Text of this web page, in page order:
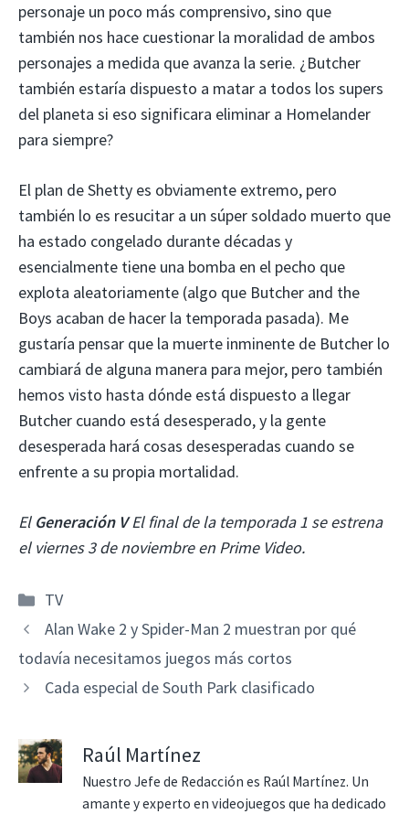
personaje un poco más comprensivo, sino que
también nos hace cuestionar la moralidad de ambos
personajes a medida que avanza la serie. ¿Butcher
también estaría dispuesto a matar a todos los supers
del planeta si eso significara eliminar a Homelander
para siempre?
El plan de Shetty es obviamente extremo, pero
también lo es resucitar a un súper soldado muerto que
ha estado congelado durante décadas y
esencialmente tiene una bomba en el pecho que
explota aleatoriamente (algo que Butcher and the
Boys acaban de hacer la temporada pasada). Me
gustaría pensar que la muerte inminente de Butcher lo
cambiará de alguna manera para mejor, pero también
hemos visto hasta dónde está dispuesto a llegar
Butcher cuando está desesperado, y la gente
desesperada hará cosas desesperadas cuando se
enfrente a su propia mortalidad.
El Generación VEl final de la temporada 1 se estrena
el viernes 3 de noviembre en Prime Video.
Categorías
TV
Alan Wake 2 y Spider-Man 2 muestran por qué
todavía necesitamos juegos más cortos
Cada especial de South Park clasificado
Raúl Martínez
Nuestro Jefe de Redacción es Raúl Martínez. Un
amante y experto en videojuegos que ha dedicado